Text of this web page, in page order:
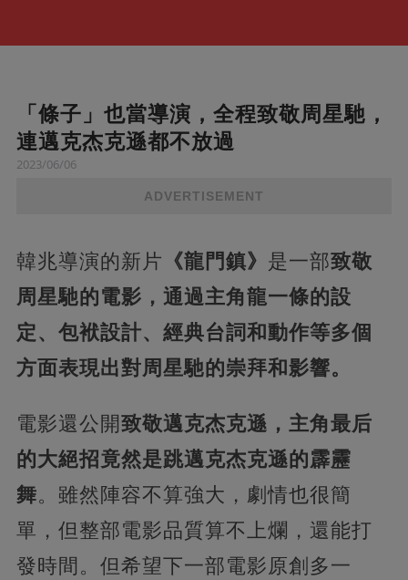
「條子」也當導演，全程致敬周星馳，
連邁克杰克遜都不放過
2023/06/06
ADVERTISEMENT
韓兆導演的新片 《龍門鎮》 是一部致敬
周星馳的電影，通過主角龍一條的設
定、包袱設計、經典台詞和動作等多個
方面表現出對周星馳的崇拜和影響。
電影還公開致敬邁克杰克遜，主角最后
的大絕招竟然是跳邁克杰克遜的霹靂
舞。雖然陣容不算強大，劇情也很簡
單，但整部電影品質算不上爛，還能打
發時間。但希望下一部電影原創多一